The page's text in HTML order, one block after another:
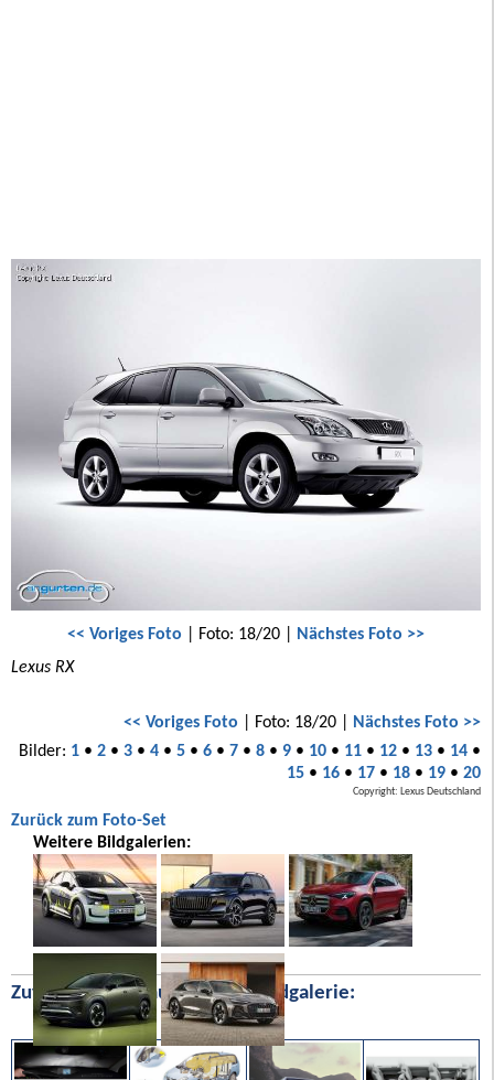
<< Voriges Foto | Foto: 18/20 | Nächstes Foto >>
Lexus RX
<< Voriges Foto | Foto: 18/20 | Nächstes Foto >>
Bilder: 1• 2• 3• 4• 5• 6• 7• 8• 9• 10• 11• 12• 13• 14•
15• 16• 17• 18• 19• 20
Copyright: Lexus Deutschland
Zurück zum Foto-Set
Weitere Bildgalerien:
Zufällige Bilder aus unserer Bildgalerie: